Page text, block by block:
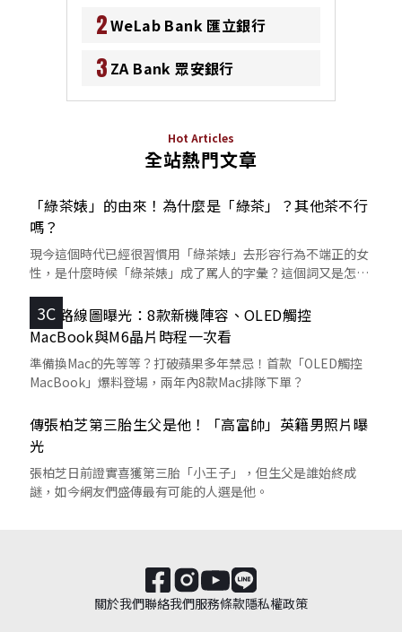
2WeLab Bank 匯立銀行
3 ZA Bank 眾安銀行
Hot Articles
全站熱門文章
「綠茶婊」的由來！為什麼是「綠茶」？其他茶不行
嗎？
現今這個時代已經很習慣用「綠茶婊」去形容行為不端正的女
性，是什麼時候「綠茶婊」成了罵人的字彙？這個詞又是怎麼
3C
蘋果路線圖曝光：8款新機陣容、OLED觸控
MacBook與M6晶片時程一次看
準備換Mac的先等等？打破蘋果多年禁忌！首款「OLED觸控
MacBook」爆料登場，兩年內8款Mac排隊下單？
傳張柏芝第三胎生父是他！「高富帥」英籍男照片曝
光
張柏芝日前證實喜獲第三胎「小王子」，但生父是誰始終成
謎，如今網友們盛傳最有可能的人選是他。
關於我們聯絡我們服務條款隱私權政策